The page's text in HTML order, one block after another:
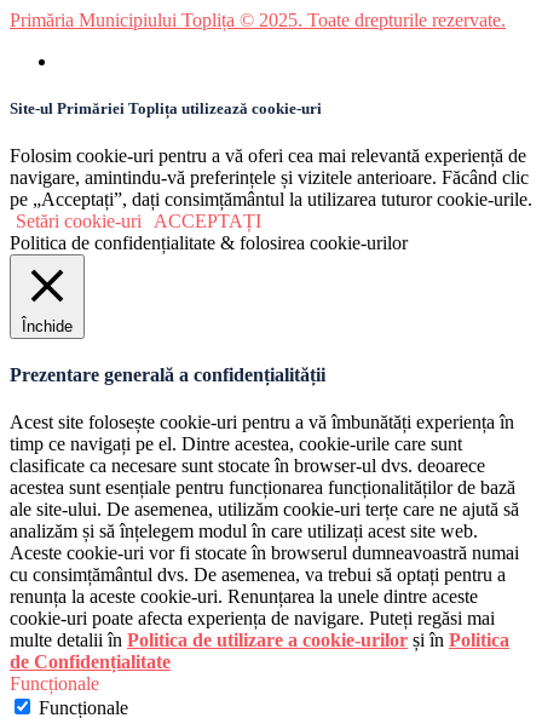
Primăria Municipiului Toplița © 2025. Toate drepturile rezervate.
Site-ul Primăriei Toplița utilizează cookie-uri
Folosim cookie-uri pentru a vă oferi cea mai relevantă experiență de
navigare, amintindu-vă preferințele și vizitele anterioare. Făcând clic
pe „Acceptați”, dați consimțământul la utilizarea tuturor cookie-urile.
Setări cookie-uri
ACCEPTAȚI
Politica de confidențialitate & folosirea cookie-urilor
Închide
Prezentare generală a confidențialității
Acest site folosește cookie-uri pentru a vă îmbunătăți experiența în
timp ce navigați pe el. Dintre acestea, cookie-urile care sunt
clasificate ca necesare sunt stocate în browser-ul dvs. deoarece
acestea sunt esențiale pentru funcționarea funcționalităților de bază
ale site-ului. De asemenea, utilizăm cookie-uri terțe care ne ajută să
analizăm și să înțelegem modul în care utilizați acest site web.
Aceste cookie-uri vor fi stocate în browserul dumneavoastră numai
cu consimțământul dvs. De asemenea, va trebui să optați pentru a
renunța la aceste cookie-uri. Renunțarea la unele dintre aceste
cookie-uri poate afecta experiența de navigare. Puteți regăsi mai
multe detalii în Politica de utilizare a cookie-urilor și în Politica
de Confidențialitate
Funcționale
Funcționale